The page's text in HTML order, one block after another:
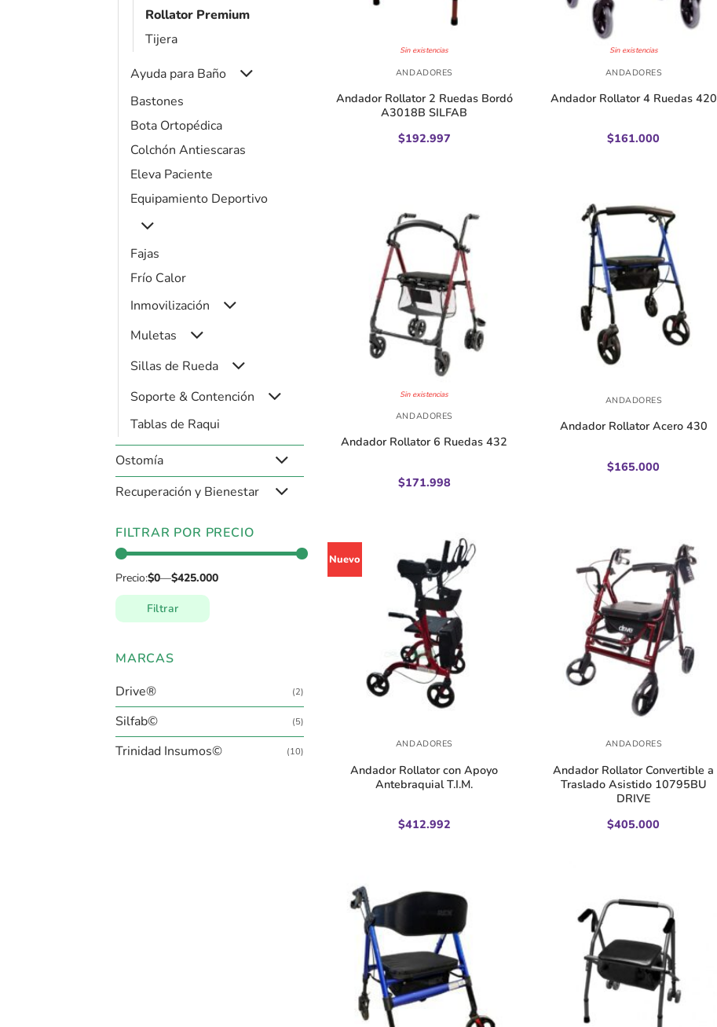
Rollator Premium
Tijera
Ayuda para Baño
Bastones
Bota Ortopédica
Colchón Antiescaras
Eleva Paciente
Equipamiento Deportivo
Fajas
Frío Calor
Inmovilización
Muletas
Sillas de Rueda
Soporte & Contención
Tablas de Raqui
Ostomía
Recuperación y Bienestar
FILTRAR POR PRECIO
Filtrar
Precio:$0—$425.000
MARCAS
Drive®
(2)
Silfab© (5)
Trinidad Insumos© (10)
Sin existencias
ANDADORES
Andador Rollator 2 Ruedas Bordó
A3018B SILFAB
$192.997
Sin existencias
ANDADORES
Andador Rollator 4 Ruedas 420
$161.000
Sin existencias
ANDADORES
Andador Rollator 6 Ruedas 432
$171.998
ANDADORES
Andador Rollator Acero 430
$165.000
Nuevo
ANDADORES
Andador Rollator con Apoyo
Antebraquial T.I.M.
$412.992
ANDADORES
Andador Rollator Convertible a
Traslado Asistido 10795BU
DRIVE
$405.000